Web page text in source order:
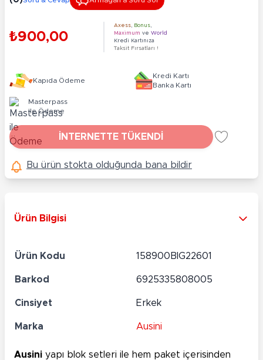
₺900,00
Axess Bonus
Maximum ve World
Kredi Kartınıza
Taksit Fırsatları !
Kapıda Ödeme
Kredi Kartı
Banka Kartı
Masterpass
ile Ödeme
İNTERNETTE TÜKENDİ
Bu ürün stokta olduğunda bana bildir
Ürün Bilgisi
Ürün Kodu 158900BIG22601
Barkod 6925335808005
Cinsiyet Erkek
Marka Ausini
Ausini yapı blok setleri ile hem paket içerisinden